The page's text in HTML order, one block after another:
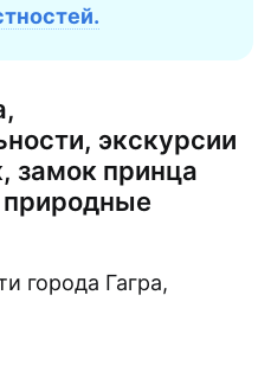
экскурсии
замок принца
природные
города Гагра,